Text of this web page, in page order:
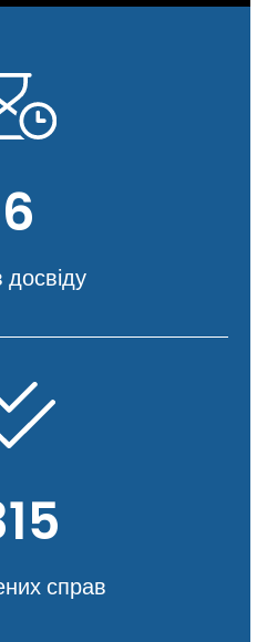
6
досвіду
справ